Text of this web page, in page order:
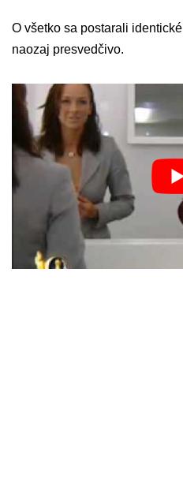
O všetko sa postarali identické
naozaj presvedčivo.